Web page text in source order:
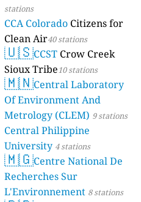
stations
CCA Colorado Citizens for
Clean Air40 stations
🇺🇸CCST Crow Creek
Sioux Tribe 10 stations
🇲🇳Central Laboratory
Of Environment And
Metrology (CLEM) 9 stations
Central Philippine
University 4 stations
🇲🇬Centre National De
Recherches Sur
L'Environnement 8 stations